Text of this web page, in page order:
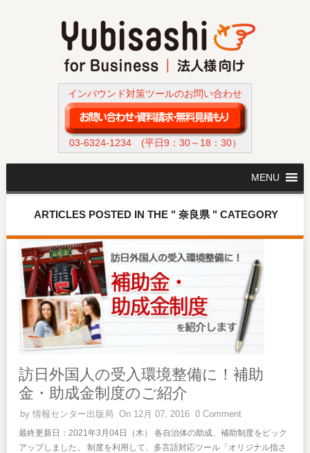
インバウンド対策ツールのお問い合わせ
03-6324-1234(平日9：30～18：30）
MENU
ARTICLES POSTED IN THE " 奈良県 " CATEGORY
訪日外国人の受入環境整備に！補助
金・助成金制度のご紹介
by情報センター出版局 On 12月 07, 2016 0 Comment
最終更新日：2021年3月04日（木） 各自治体の助成、補助制度をピック
アップしました。 制度を利用して、多言語対応ツール「オリジナル指さ